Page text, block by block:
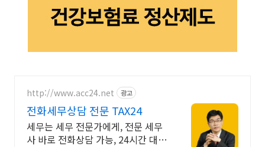
http://www.acc24.net 광고
전화세무상담 전문 TAX24
세무는 세무 전문가에게, 전문 세무
사 바로 전화상담 가능, 24시간 대기